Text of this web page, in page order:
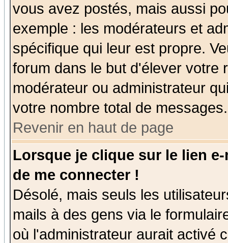
vous avez postés, mais aussi
exemple : les modérateurs et
spécifique qui leur est propre.
forum dans le but d'élever votre
modérateur ou administrateur
votre nombre total de messages.
Revenir en haut de page
Lorsque je clique sur le lien
de me connecter !
Désolé, mais seuls les
mails à des gens via le
où l'administrateur aurait activé